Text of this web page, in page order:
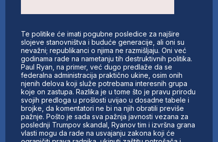
Te politike će imati pogubne posledice za najšire
slojeve stanovništva i buduće generacije, ali oni su
nevažni; republikanci o njima ne razmišljaju. Oni već
godinama rade na nametanju tih destruktivnih politika.
Paul Ryan, na primer, već dugo predlaže da se
federalna administracija praktično ukine, osim onih
njenih delova koji služe potrebama interesnih grupa
koje on zastupa. Razlika je u tome što je pravu prirodu
svojih predloga u prošlosti uvijao u dosadne tabele i
brojke, da komentatori ne bi na njih obratili previše
pažnje. Pošto je sada sva pažnja javnosti vezana za
poslednji Trumpov skandal, Ryanov tim i izvršna grana
vlasti mogu da rade na usvajanju zakona koji će